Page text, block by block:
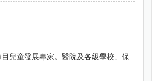
兒童發展專家。醫院及各級學校、保